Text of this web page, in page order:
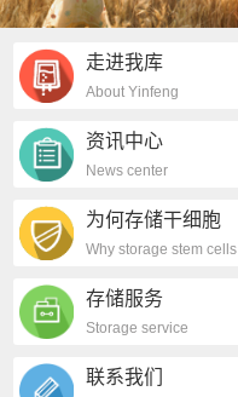
走进我库
About Yinfeng
资讯中心
News center
为何存储干细胞
Why storage stem cells
存储服务
Storage service
联系我们